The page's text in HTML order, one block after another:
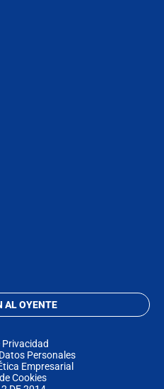
AL OYENTE
Privacidad
Personales
Empresarial
Cookies